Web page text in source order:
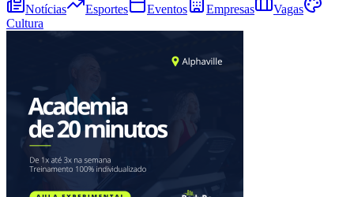
Notícias Esportes Eventos Empresas
Vagas
Cultura